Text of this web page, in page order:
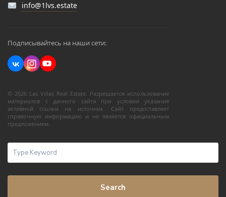
info@1lvs.estate
Подписывайтесь на наши сети:
© 2026 Las Villas Real Estate. Разрешается использование
материалов с данного сайта при условии указания
активной ссылки на источник. Сайт предоставляет
справочную информацию и не является официальным
предложением.
Search